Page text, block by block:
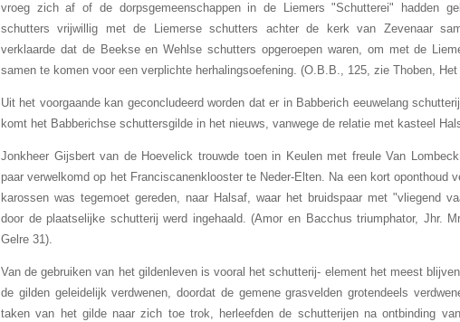
vroeg zich af of de dorpsgemeenschappen in de Lie­mers "Schutterei" hadden
schutters vrijwil­lig met de Liemerse schutters achter de kerk van Zevenaar
verklaarde dat de Beekse en Wehlse schut­ters opgeroepen waren, om met de
samen te komen voor een verplichte herha­lingsoefening. (O.B.B., 125, zie Thoben,
Uit het voorgaande kan geconcludeerd worden dat er in Babberich eeuwelang
komt het Babberichse schuttersgilde in het nieuws, vanwege de relatie met kasteel
Jonkheer Gijsbert van de Hoevelick trouwde toen in Keulen met freule Van
paar verwelkomd op het Fran­ciscanen­klooster te Neder-Elten. Na een kort oponthoud
karossen was tegemoet gereden, naar Halsaf, waar het bruidspaar met "vliegend
door de plaatselijke schutterij werd ingehaald. (Amor en Bacchus triump­hator, Jhr.
Gelre 31).
Van de gebruiken van het gildenleven is vooral het schutterij- element het meest
de gilden geleidelijk verdwenen, doordat de gemene grasvelden grotendeels
taken van het gilde naar zich toe trok, herleefden de schutterijen na ontbin­ding